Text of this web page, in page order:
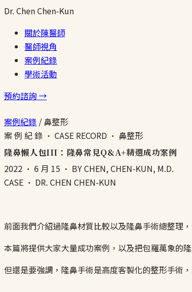
Dr. ChenChen-Kun
關於陳醫師
醫師視角
案例紀錄
學術活動
預約諮詢 →
案例紀錄 /鼻整形
案 例 紀 錄 · CASE RECORD · 鼻整形
隆鼻懶人包III：隆鼻常見Q&A+精選成功案例
2022 · 6 月 15 · BY CHEN, CHEN-KUN, M.D.
CASE · DR. CHEN CHEN-KUN
前面我們介紹過隆鼻材質比較以及隆鼻手術總整理
本篇將提供大家大量成功案例，以及把包羅萬象的
但還是要強調，隆鼻手術是高度客製化的整形手術